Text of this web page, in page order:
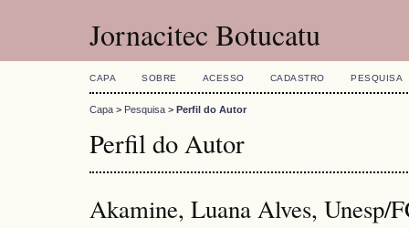
Jornacitec Botucatu
CAPA SOBRE ACESSO CADASTRO PESQUISA
Capa > Pesquisa > Perfil do Autor
Perfil do Autor
Akamine, Luana Alves, Unesp/